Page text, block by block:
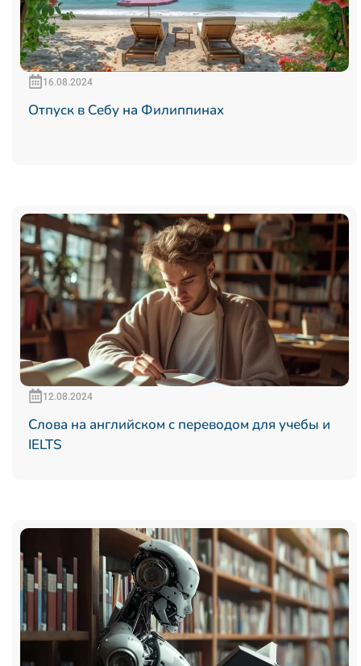
16.08.2024
Отпуск в Себу на Филиппинах
12.08.2024
Слова на английском с переводом для учебы и
IELTS